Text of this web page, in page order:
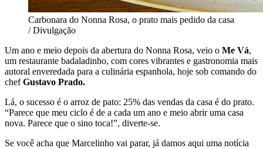
Carbonara do Nonna Rosa, o prato mais pedido da casa
/ Divulgação
Um ano e meio depois da abertura do Nonna Rosa, veio o Me Vá,
um restaurante badaladinho, com cores vibrantes e gastronomia mais
autoral enveredada para a culinária espanhola, hoje sob comando do
chefGustavo Prado.
Lá, o sucesso é o arroz de pato: 25% das vendas da casa é do prato.
“Parece que meu ciclo é de a cada um ano e meio abrir uma casa
nova. Parece que o sino toca!”, diverte-se.
Se você acha que Marcelinho vai parar, já damos aqui uma notícia